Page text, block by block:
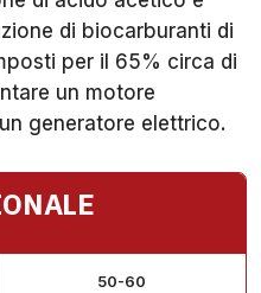
di biocarburanti di
per il 65% circa di
un motore
generatore elettrico.
50-60